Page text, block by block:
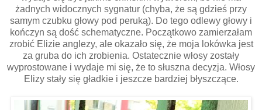
żadnych widocznych sygnatur (chyba, że są gdzieś przy
samym czubku głowy pod peruką). Do tego odlewy głowy i
kończyn są dość schematyczne. Początkowo zamierzałam
zrobić Elizie anglezy, ale okazało się, że moja lokówka jest
za gruba do ich zrobienia. Ostatecznie włosy zostały
wyprostowane i wydaje mi się, że to słuszna decyzja. Włosy
Elizy stały się gładkie i jeszcze bardziej błyszczące.